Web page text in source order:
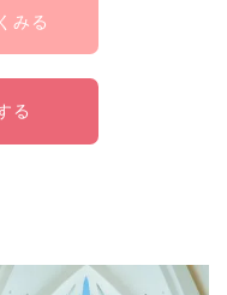
みる
る